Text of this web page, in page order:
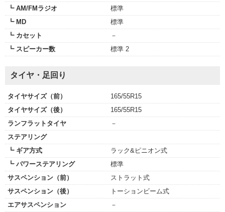
┗ AM/FMラジオ
標準
┗ MD
標準
┗ カセット
－
┗ スピーカー数
標準 2
タイヤ・足回り
タイヤサイズ（前）
165/55R15
タイヤサイズ（後）
165/55R15
ランフラットタイヤ
－
ステアリング
┗ ギア方式
ラック&ピニオン式
┗ パワーステアリング
標準
サスペンション（前）
ストラット式
サスペンション（後）
トーションビーム式
エアサスペンション
－